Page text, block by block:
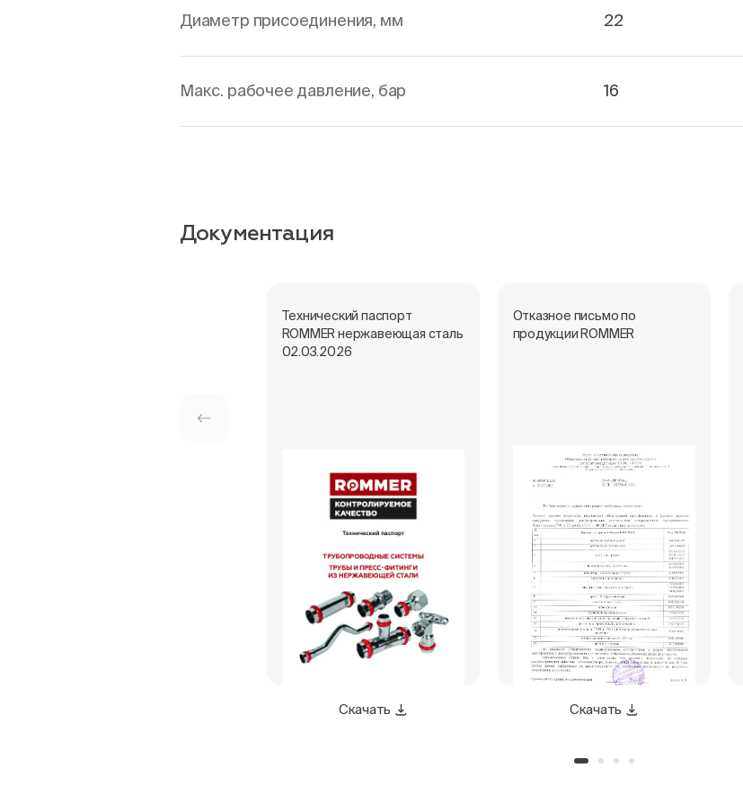
Диаметр присоединения, мм 22
Макс. рабочее давление, бар 16
Документация
Технический паспорт
ROMMER нержавеющая сталь
02.03.2026
Скачать
Отказное письмо по
продукции ROMMER
Скачать